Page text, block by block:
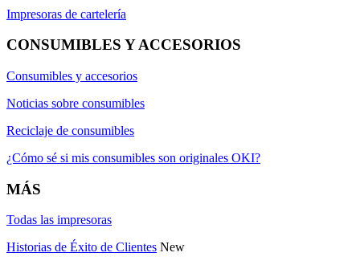
Impresoras de cartelería
CONSUMIBLES Y ACCESORIOS
Consumibles y accesorios
Noticias sobre consumibles
Reciclaje de consumibles
¿Cómo sé si mis consumibles son originales OKI?
MÁS
Todas las impresoras
Historias de Éxito de Clientes New